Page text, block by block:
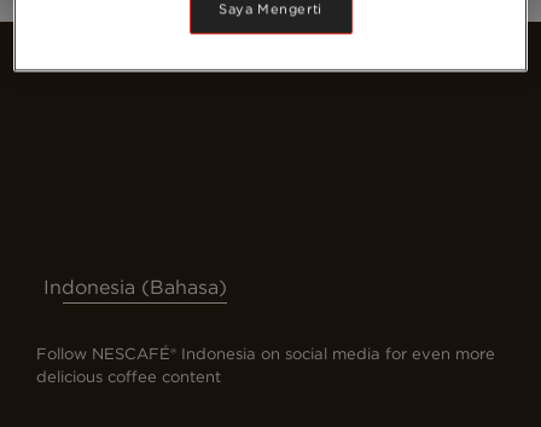
Indonesia (Bahasa)
Follow NESCAFÉ® Indonesia on social media for even more
delicious coffee content
Saya Mengerti